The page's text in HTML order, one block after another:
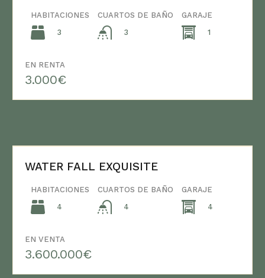
HABITACIONES
3
CUARTOS DE BAÑO
3
GARAJE
1
EN RENTA
3.000€
WATER FALL EXQUISITE
HABITACIONES
4
CUARTOS DE BAÑO
4
GARAJE
4
EN VENTA
3.600.000€